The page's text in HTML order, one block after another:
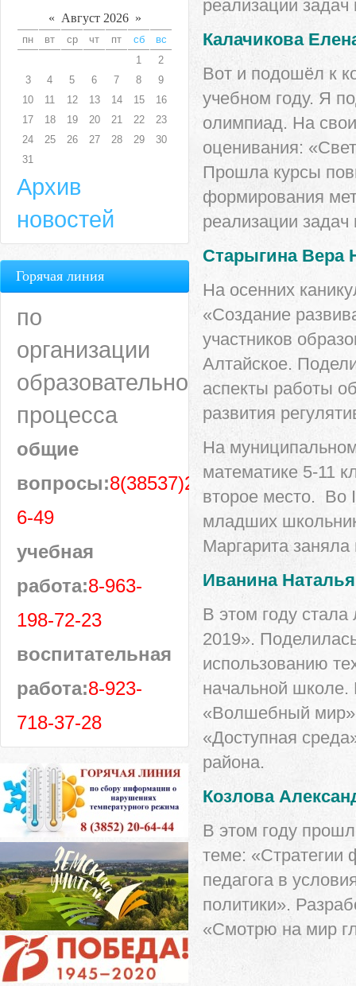
реализации
Калачикова
Вот и подошёл к
учебном году. Я
олимпиад. На
оценивания:
Прошла курсы
формирования
реализации
Старыгина Вера
На осенних
«Создание
участников
Алтайское.
аспекты работы
развития
На
математике 5-11
второе место. Во
младших
Маргарита заняла
Иванина
В этом году стала
2019».
использованию
начальной школе.
«Волшебный мир»
«Доступная
района.
Козлова
В этом году
теме: «Стратегии
педагога в
политики».
«Смотрю на мир
« Август 2026 »
пн вт ср чт пт сб
вс
1
2
3
4 5 6 7 8
9
10
11 12 13 14 15
16
17
18 19 20 21 22
23
24
25 26 27 28 29
30
31
Архив
новостей
Горячая линия
по
организации
образовательного
процесса
общие
вопросы:8(38537)28-
6-49
учебная
работа:8-963-
198-72-23
воспитательная
работа:8-923-
718-37-28